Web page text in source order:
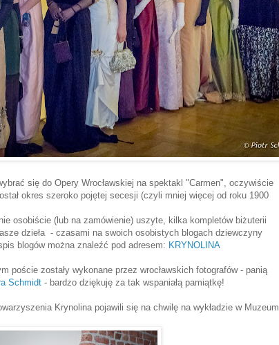
się do Opery Wrocławskiej na spektakl "Carmen", oczywiście
okres szeroko pojętej secesji (czyli mniej więcej od roku 1900
osobiście (lub na zamówienie) uszyte, kilka kompletów biżuterii
dzieła - czasami na swoich osobistych blogach dziewczyny
blogów można znaleźć pod adresem: KRYNOLINA
poście zostały wykonane przez wrocławskich fotografów - panią
Schmidt - bardzo dziękuję za tak wspaniałą pamiątkę!
Krynolina pojawili się na chwilę na wykładzie w Muzeum